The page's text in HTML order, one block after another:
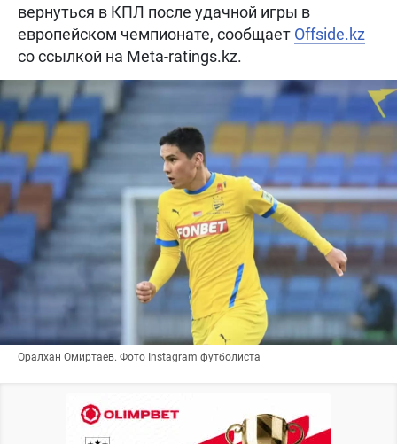
вернуться в КПЛ после удачной игры в
европейском чемпионате, сообщает Offside.kz
со ссылкой на Meta-ratings.kz.
Оралхан Омиртаев. Фото Instagram футболиста